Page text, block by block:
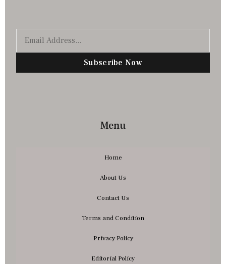
Subscribe Now
Menu
Home
About Us
Contact Us
Terms and Condition
Privacy Policy
Editorial Policy